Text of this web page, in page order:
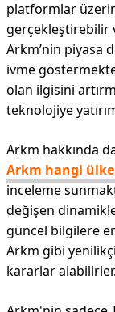
platformlar
gerçekleştirebilir
Arkm’nin piyasa
ivme
olan ilgisini
teknolojiye
Arkm hakkında
Arkm hangi
inceleme
değişen
güncel bilgilere
Arkm gibi
kararlar alabilirler.